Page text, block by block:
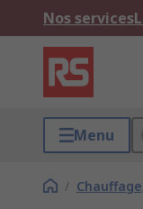
Nos services
Menu
/